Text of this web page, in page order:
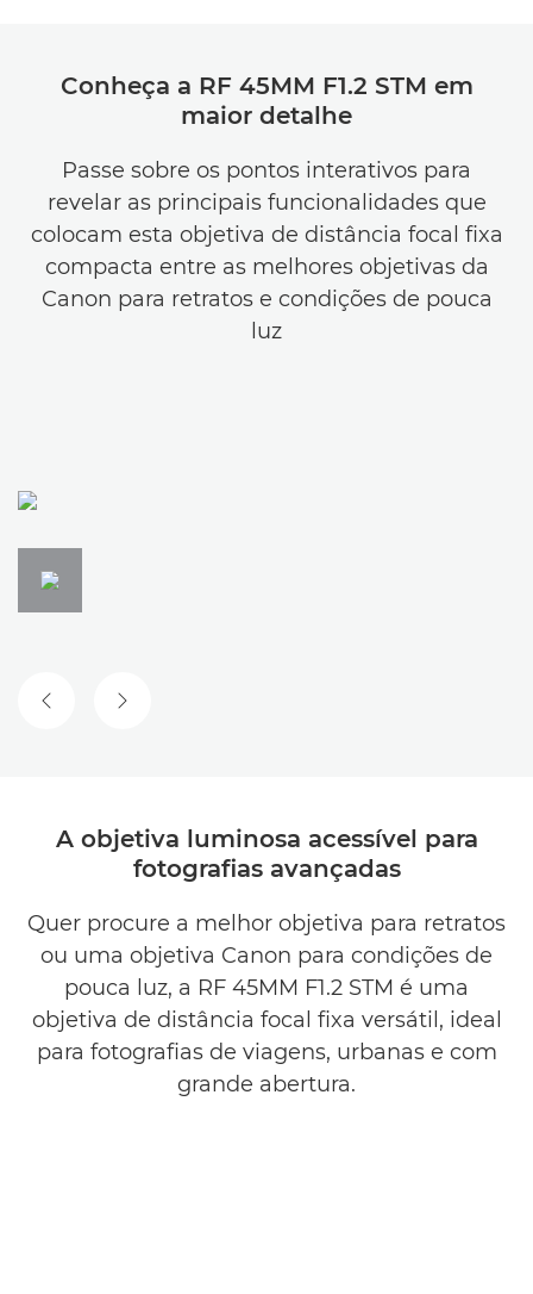
Conheça a RF 45MM F1.2 STM em
maior detalhe
Passe sobre os pontos interativos para
revelar as principais funcionalidades que
colocam esta objetiva de distância focal fixa
compacta entre as melhores objetivas da
Canon para retratos e condições de pouca
luz
DIAPOSITIVO ANTERIOR
DIAPOSITIVO SEGUINTE
A objetiva luminosa acessível para
fotografias avançadas
Quer procure a melhor objetiva para retratos
ou uma objetiva Canon para condições de
pouca luz, a RF 45MM F1.2 STM é uma
objetiva de distância focal fixa versátil, ideal
para fotografias de viagens, urbanas e com
grande abertura.